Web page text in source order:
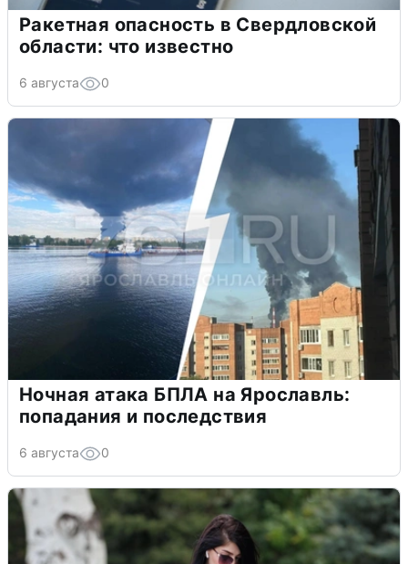
Ракетная опасность в Свердловской
области: что известно
6 августа 0
Ночная атака БПЛА на Ярославль:
попадания и последствия
6 августа 0